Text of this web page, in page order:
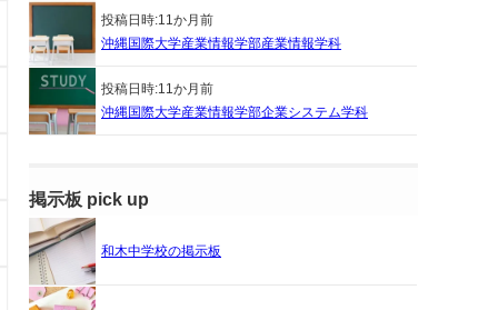
投稿日時:11か月前
沖縄国際大学産業情報学部産業情報学科
投稿日時:11か月前
沖縄国際大学産業情報学部企業システム学科
掲示板 pick up
和木中学校の掲示板